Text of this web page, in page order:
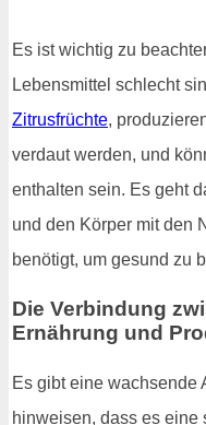
Es ist wichtig zu
Lebensmittel schlecht
Zitrusfrüchte,
verdaut werden, und
enthalten sein. Es geht
und den Körper mit den
benötigt, um gesund zu
Die Verbindung
Ernährung und
Es gibt eine wachsende
hinweisen, dass es eine